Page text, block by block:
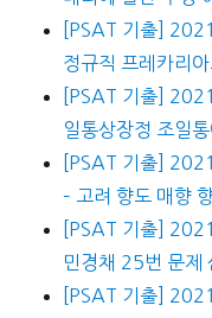
[PSAT 기출]
정규직 프레카리
[PSAT 기출]
일통상장정 조일
[PSAT 기출]
– 고려 향도 매향
[PSAT 기출]
민경채 25번 문제
[PSAT 기출]